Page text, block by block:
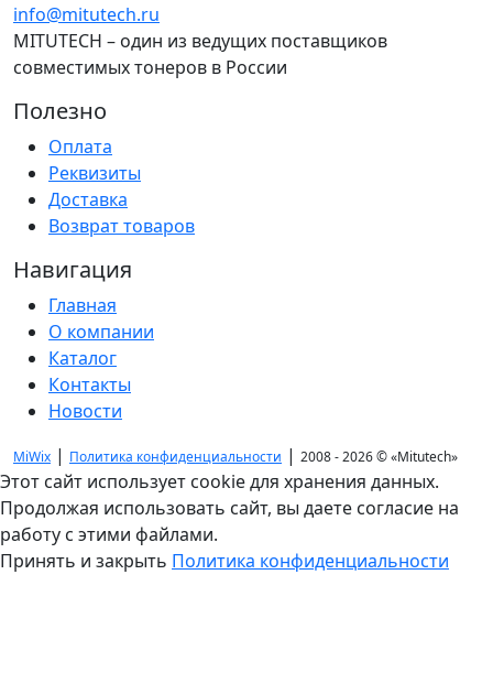
info@mitutech.ru
MITUTECH – один из ведущих поставщиков
совместимых тонеров в России
Полезно
Оплата
Реквизиты
Доставка
Возврат товаров
Навигация
Главная
О компании
Каталог
Контакты
Новости
MiWix | Политика конфиденциальности | 2008 - 2026 ©«Mitutech»
Этот сайт использует cookie для хранения данных.
Продолжая использовать сайт, вы даете согласие на
работу с этими файлами.
Принять и закрыть Политика конфиденциальности